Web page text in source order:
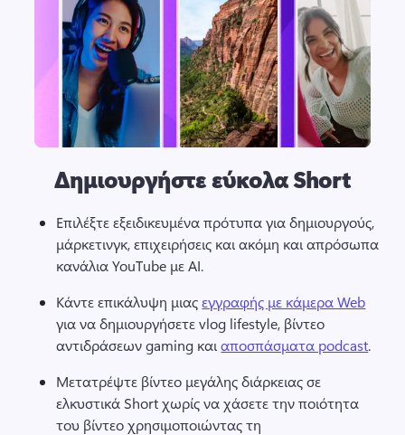
Δημιουργήστε εύκολα Short
Επιλέξτε εξειδικευμένα πρότυπα για δημιουργούς,
μάρκετινγκ, επιχειρήσεις και ακόμη και απρόσωπα
κανάλια YouTube με AI.
Κάντε επικάλυψη μιας εγγραφής με κάμερα Web
για να δημιουργήσετε vlog lifestyle, βίντεο
αντιδράσεων gaming και αποσπάσματα podcast.
Μετατρέψτε βίντεο μεγάλης διάρκειας σε
ελκυστικά Short χωρίς να χάσετε την ποιότητα
του βίντεο χρησιμοποιώντας τη